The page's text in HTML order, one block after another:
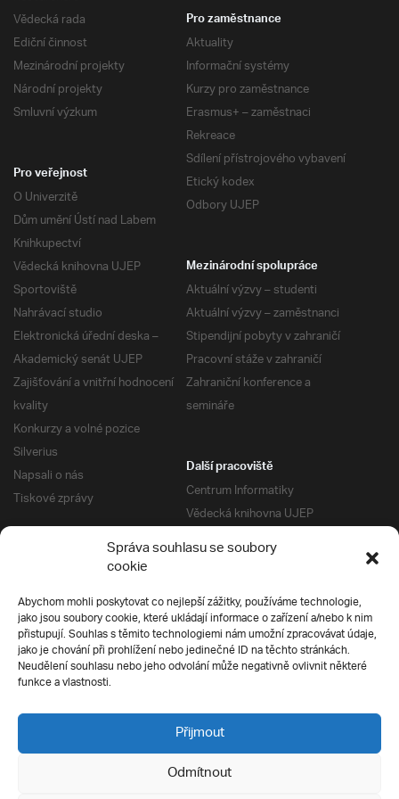
Správa souhlasu se soubory
cookie
Abychom mohli poskytovat co nejlepší zážitky, používáme technologie,
jako jsou soubory cookie, které ukládají informace o zařízení a/nebo k nim
přistupují. Souhlas s těmito technologiemi nám umožní zpracovávat údaje,
jako je chování při prohlížení nebo jedinečné ID na těchto stránkách.
Neudělení souhlasu nebo jeho odvolání může negativně ovlivnit některé
funkce a vlastnosti.
Přijmout
Odmítnout
Vědecká rada
Ediční činnost
Mezinárodní projekty
Národní projekty
Smluvní výzkum
Pro zaměstnance
Aktuality
Informační systémy
Kurzy pro zaměstnance
Erasmus+ – zaměstnaci
Rekreace
Sdílení přístrojového vybavení
Etický kodex
Odbory UJEP
Pro veřejnost
O Univerzitě
Dům umění Ústí nad Labem
Knihkupectví
Vědecká knihovna UJEP
Sportoviště
Nahrávací studio
Elektronická úřední deska –
Akademický senát UJEP
Zajišťování a vnitřní hodnocení
kvality
Konkurzy a volné pozice
Silverius
Napsali o nás
Tiskové zprávy
Mezinárodní spolupráce
Aktuální výzvy – studenti
Aktuální výzvy – zaměstnanci
Stipendijní pobyty v zahraničí
Pracovní stáže v zahraničí
Zahraniční konference a
semináře
Další pracoviště
Centrum Informatiky
Vědecká knihovna UJEP
Správa kolejí a menz
Univerzitní centrum podpory
Silverius
Pro uchazeče
Přijímací řízení
E-prihlaska
Přípravné kurzy
Ochrana soukromí